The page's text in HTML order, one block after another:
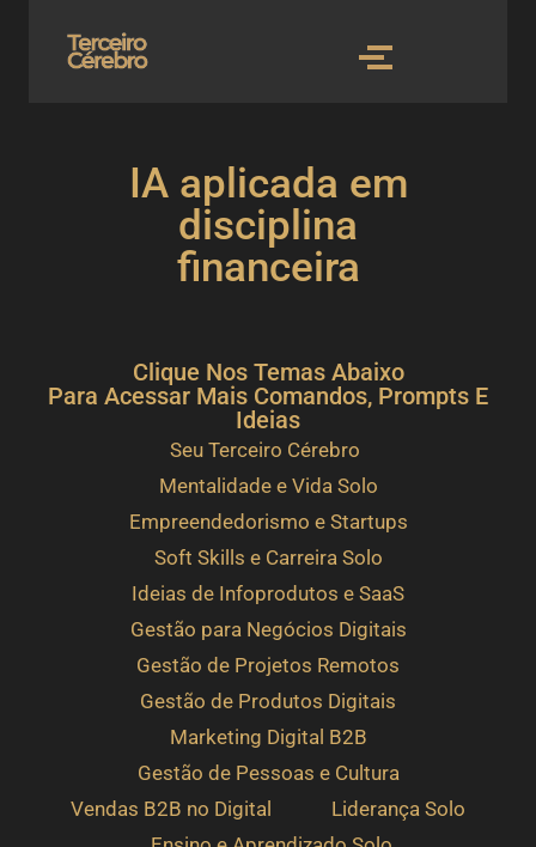
IA aplicada em
disciplina
financeira
Clique Nos Temas Abaixo
Para Acessar Mais Comandos, Prompts E
Ideias
Seu Terceiro Cérebro
Mentalidade e Vida Solo
Empreendedorismo e Startups
Soft Skills e Carreira Solo
Ideias de Infoprodutos e SaaS
Gestão para Negócios Digitais
Gestão de Projetos Remotos
Gestão de Produtos Digitais
Marketing Digital B2B
Gestão de Pessoas e Cultura
Vendas B2B no Digital
Liderança Solo